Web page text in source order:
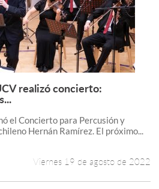
Leer más +
realizó concierto:
el Concierto para Percusión y
Hernán Ramírez. El próximo...
Viernes 19 de agosto de 2022